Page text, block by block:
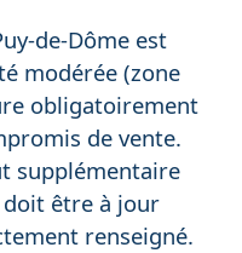
de-Dôme est
modérée (zone
obligatoirement
de vente.
supplémentaire
être à jour
renseigné.